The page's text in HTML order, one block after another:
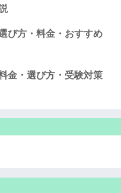
び方・料金・おすすめ
金・選び方・受験対策